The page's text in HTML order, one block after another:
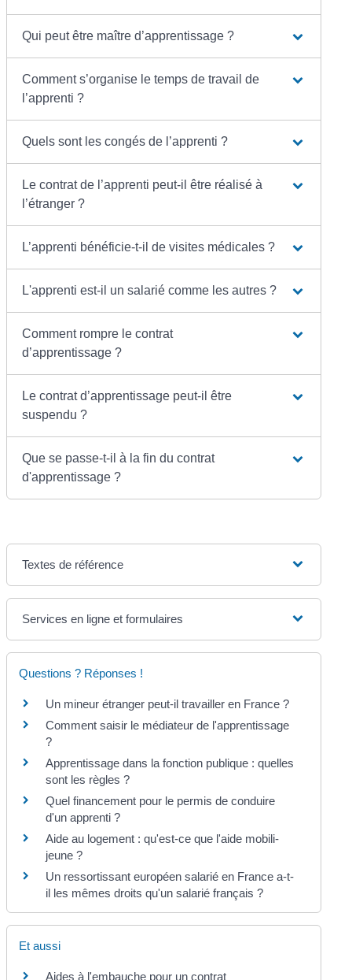
Qui peut être maître d’apprentissage ?
Comment s’organise le temps de travail de
l’apprenti ?
Quels sont les congés de l’apprenti ?
Le contrat de l’apprenti peut-il être réalisé à
l’étranger ?
L’apprenti bénéficie-t-il de visites médicales ?
L'apprenti est-il un salarié comme les autres ?
Comment rompre le contrat
d’apprentissage ?
Le contrat d’apprentissage peut-il être
suspendu ?
Que se passe-t-il à la fin du contrat
d'apprentissage ?
Textes de référence
Services en ligne et formulaires
Questions ? Réponses !
Un mineur étranger peut-il travailler en France ?
Comment saisir le médiateur de l'apprentissage
?
Apprentissage dans la fonction publique : quelles
sont les règles ?
Quel financement pour le permis de conduire
d'un apprenti ?
Aide au logement : qu'est-ce que l'aide mobili-
jeune ?
Un ressortissant européen salarié en France a-t-
il les mêmes droits qu'un salarié français ?
Et aussi
Aides à l'embauche pour un contrat